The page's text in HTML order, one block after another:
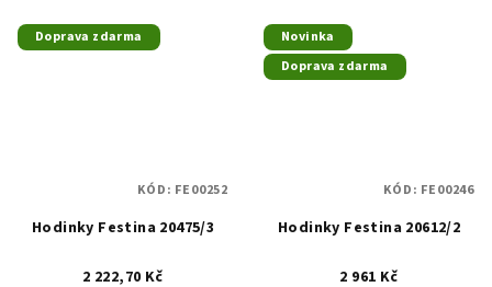
Doprava zdarma
Hodinky Festina 20475/3
2 222,70 Kč
KÓD: FE00252
Novinka
Doprava zdarma
Hodinky Festina 20612/2
2 961 Kč
KÓD: FE00246